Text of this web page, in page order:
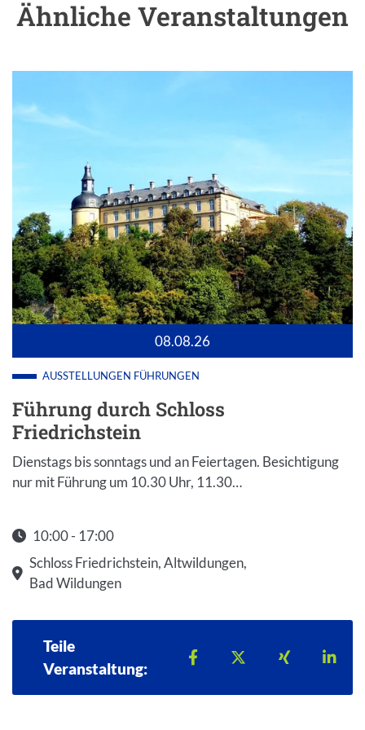
Ähnliche Veranstaltungen
08.08.26
AUSSTELLUNGEN FÜHRUNGEN
Führung durch Schloss
Friedrichstein
Dienstags bis sonntags und an Feiertagen. Besichtigung
nur mit Führung um 10.30 Uhr, 11.30…
10:00 - 17:00
Startzeit: 10:00
Schloss Friedrichstein, Altwildungen,
Bad Wildungen
Teile
Veranstaltung:
Teilen auf Facebook
Teilen auf X
Teilen auf